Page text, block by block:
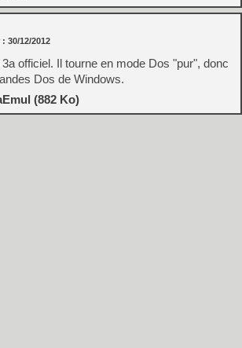
30/12/2012
officiel. Il tourne en mode Dos "pur", donc
Dos de Windows.
(882 Ko)